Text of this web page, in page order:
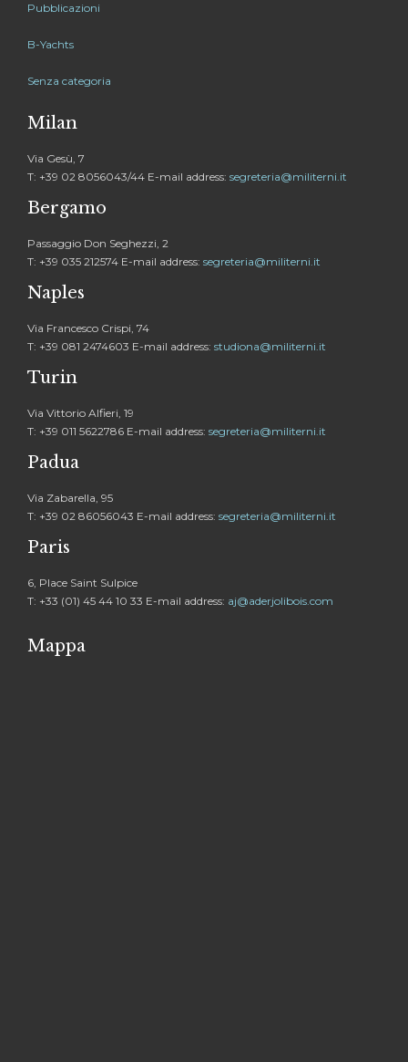
Pubblicazioni
B-Yachts
Senza categoria
Milan
Via Gesù, 7
T: +39 02 8056043/44 E-mail address: segreteria@militerni.it
Bergamo
Passaggio Don Seghezzi, 2
T: +39 035 212574 E-mail address: segreteria@militerni.it
Naples
Via Francesco Crispi, 74
T: +39 081 2474603 E-mail address: studiona@militerni.it
Turin
Via Vittorio Alfieri, 19
T: +39 011 5622786 E-mail address: segreteria@militerni.it
Padua
Via Zabarella, 95
T: +39 02 86056043 E-mail address: segreteria@militerni.it
Paris
6, Place Saint Sulpice
T: +33 (01) 45 44 10 33 E-mail address: aj@aderjolibois.com
Mappa